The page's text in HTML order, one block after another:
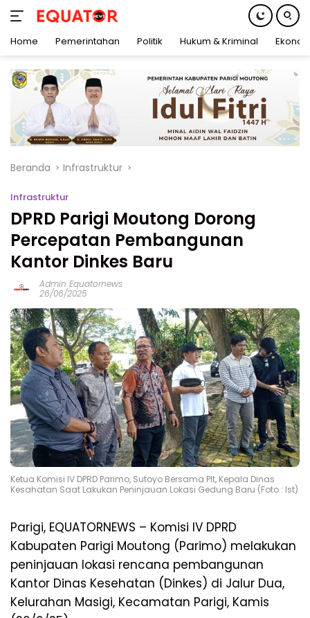
konten
Home Pemerintahan Politik Hukum & Kriminal
Beranda Infrastruktur
Infrastruktur
DPRD Parigi Moutong Dorong
Percepatan Pembangunan
Kantor Dinkes Baru
Admin Equatornews
26/06/2025
Ketua Komisi IV DPRD Parimo, Sutoyo Bersama Plt, Kepala Dinas
Kesahatan Saat Lakukan Peninjauan Lokasi Gedung Baru (Foto : Ist)
Parigi, EQUATORNEWS – Komisi IV DPRD
Kabupaten Parigi Moutong (Parimo) melakukan
peninjauan lokasi rencana pembangunan
Kantor Dinas Kesehatan (Dinkes) di Jalur Dua,
Kelurahan Masigi, Kecamatan Parigi, Kamis